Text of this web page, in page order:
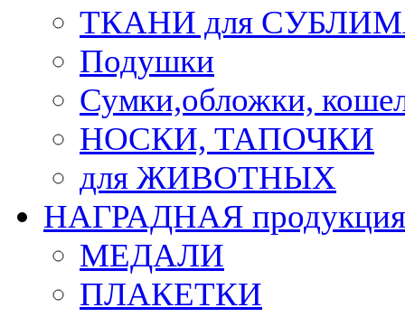
ТКАНИ для
Подушки
Сумки,обложки,
НОСКИ, ТАПОЧКИ
для ЖИВОТНЫХ
НАГРАДНАЯ продукция
МЕДАЛИ
ПЛАКЕТКИ